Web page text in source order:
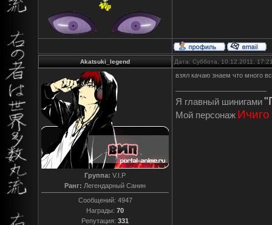
Akatsuki_legend Дата: Суббота, 10.12.2011,
Группа: V.I.P
Ранг: Легендарный Санин
Сообщений: 4947
Награды: 70
Репутация: 331
взял качаю знаем что много
Я главный шинигами
Мой персонаж